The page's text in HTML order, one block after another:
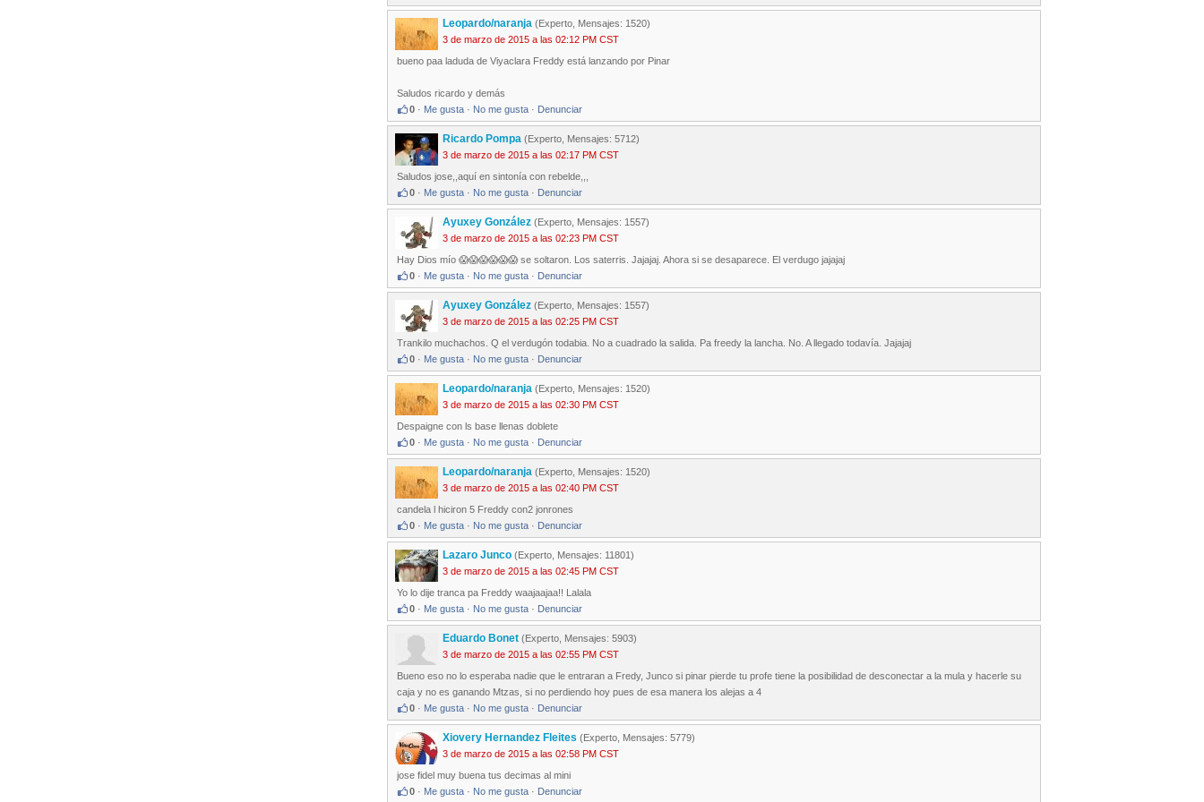
Leopardo/naranja (Experto, Mensajes: 1520)
3 de marzo de 2015 a las 02:12 PM CST
bueno paa laduda de Viyaclara Freddy está lanzando por Pinar
Saludos ricardo y demás
0 · Me gusta · No me gusta · Denunciar
Ricardo Pompa (Experto, Mensajes: 5712)
3 de marzo de 2015 a las 02:17 PM CST
Saludos jose,,aquí en sintonía con rebelde,,,
0 · Me gusta · No me gusta · Denunciar
Ayuxey González (Experto, Mensajes: 1557)
3 de marzo de 2015 a las 02:23 PM CST
Hay Dios mío 😱😱😱😱😱😱 se soltaron. Los saterris. Jajajaj. Ahora si se desaparece. El verdugo jajajaj
0 · Me gusta · No me gusta · Denunciar
Ayuxey González (Experto, Mensajes: 1557)
3 de marzo de 2015 a las 02:25 PM CST
Trankilo muchachos. Q el verdugón todabia. No a cuadrado la salida. Pa freedy la lancha. No. A llegado todavía. Jajajaj
0 · Me gusta · No me gusta · Denunciar
Leopardo/naranja (Experto, Mensajes: 1520)
3 de marzo de 2015 a las 02:30 PM CST
Despaigne con ls base llenas doblete
0 · Me gusta · No me gusta · Denunciar
Leopardo/naranja (Experto, Mensajes: 1520)
3 de marzo de 2015 a las 02:40 PM CST
candela l hiciron 5 Freddy con2 jonrones
0 · Me gusta · No me gusta · Denunciar
Lazaro Junco (Experto, Mensajes: 11801)
3 de marzo de 2015 a las 02:45 PM CST
Yo lo dije tranca pa Freddy waajaajaa!! Lalala
0 · Me gusta · No me gusta · Denunciar
Eduardo Bonet (Experto, Mensajes: 5903)
3 de marzo de 2015 a las 02:55 PM CST
Bueno eso no lo esperaba nadie que le entraran a Fredy, Junco si pinar pierde tu profe tiene la posibilidad de desconectar a la mula y hacerle su
caja y no es ganando Mtzas, si no perdiendo hoy pues de esa manera los alejas a 4
0 · Me gusta · No me gusta · Denunciar
Xiovery Hernandez Fleites (Experto, Mensajes: 5779)
3 de marzo de 2015 a las 02:58 PM CST
jose fidel muy buena tus decimas al mini
0 · Me gusta · No me gusta · Denunciar